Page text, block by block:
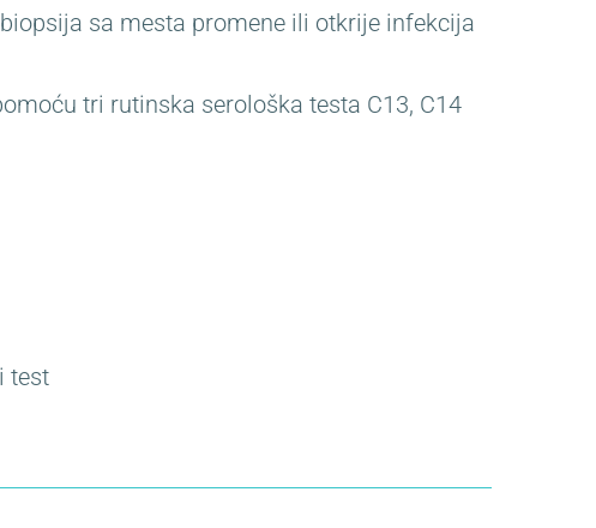
sa mesta promene ili otkrije infekcija
tri rutinska serološka testa C13, C14
test